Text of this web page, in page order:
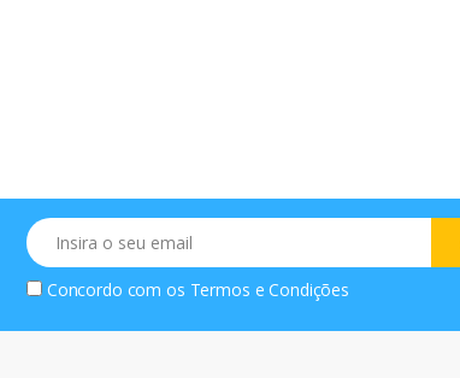
Email
Concordo com os Termos e Condições